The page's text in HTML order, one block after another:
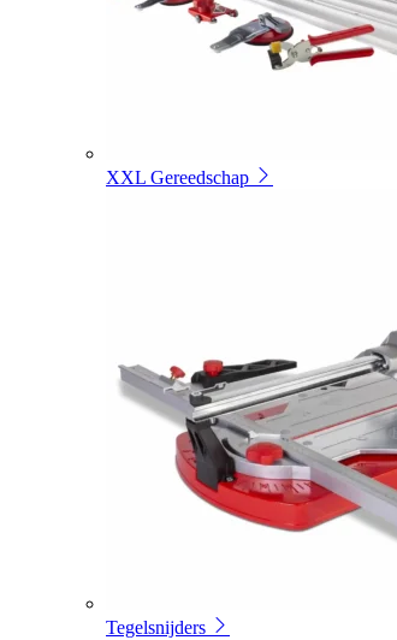
XXL Gereedschap
Tegelsnijders